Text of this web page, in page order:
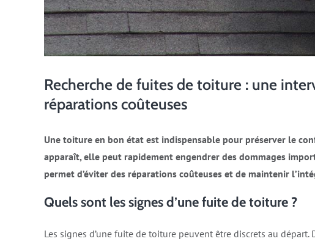
Recherche de fuites de toiture : une
réparations coûteuses
Une toiture en bon état est indispensable pour préserver le
apparaît, elle peut rapidement engendrer des dommages
permet d’éviter des réparations coûteuses et de maintenir
Quels sont les signes d’une fuite de toiture ?
Les signes d’une fuite de toiture peuvent être discrets au